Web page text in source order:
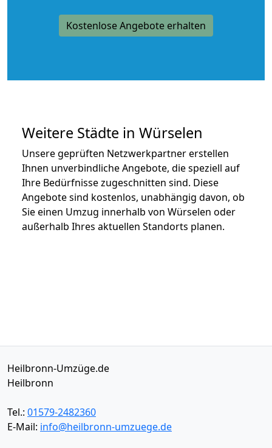
Kostenlose Angebote erhalten
Weitere Städte in Würselen
Unsere geprüften Netzwerkpartner erstellen
Ihnen unverbindliche Angebote, die speziell auf
Ihre Bedürfnisse zugeschnitten sind. Diese
Angebote sind kostenlos, unabhängig davon, ob
Sie einen Umzug innerhalb von Würselen oder
außerhalb Ihres aktuellen Standorts planen.
Heilbronn-Umzüge.de
Heilbronn
Tel.: 01579-2482360
E-Mail: info@heilbronn-umzuege.de